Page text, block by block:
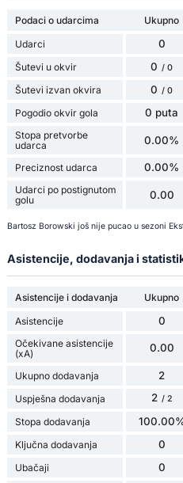
Podaci o udarcima Ukupno
Udarci
0
Šutevi u okvir 0 / 0
Šutevi izvan okvira 0 / 0
Pogodio okvir gola 0 puta
Stopa pretvorbe
udarca
0.00%
Preciznost udarca 0.00%
Udarci po postignutom
golu
0.00
Bartosz Borowski još nije pucao u sezoni
Asistencije, dodavanja i
Asistencije i dodavanja Ukupno
Asistencije
0
Očekivane asistencije
(xA)
0.00
Ukupno dodavanja 2
Uspješna dodavanja 2 / 2
Stopa dodavanja
Ključna dodavanja 0
Ubačaji 0